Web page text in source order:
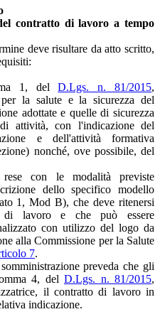
contratto di lavoro a tempo
deve risultare da atto scritto,
1, delD.Lgs. n. 81/2015,
la salute e la sicurezza del
adottate e quelle di sicurezza
attività, con l'indicazione del
e dell'attività formativa
nonché, ove possibile, del
con le modalità previste
dello specifico modello
1, Mod B), che deve ritenersi
di lavoro e che può essere
con utilizzo del logo da
alla Commissione per la Salute
7.
preveda che gli
4, del D.Lgs. n. 81/2015,
il contratto di lavoro in
indicazione.